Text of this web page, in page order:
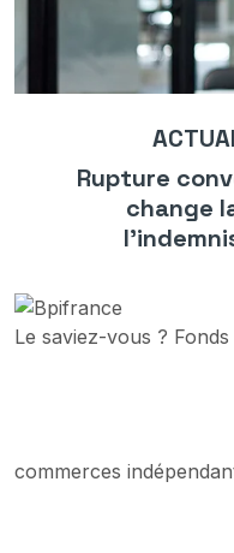
Rupture
change
Le saviez-vous ?
commerces